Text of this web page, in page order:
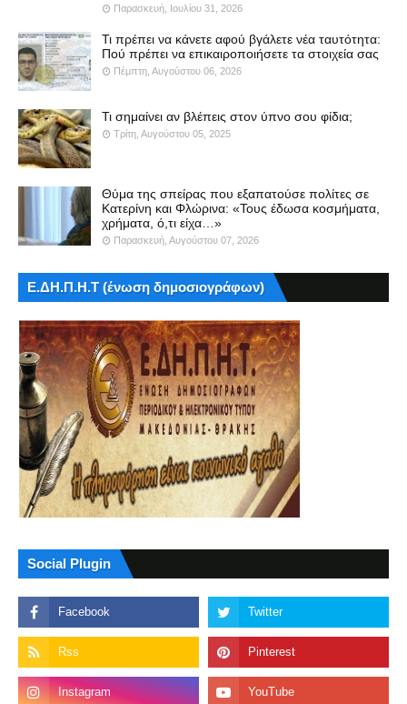
Παρασκευή, Ιουλίου 31, 2026
Τι πρέπει να κάνετε αφού βγάλετε νέα ταυτότητα:
Πού πρέπει να επικαιροποιήσετε τα στοιχεία σας
Πέμπτη, Αυγούστου 06, 2026
Τι σημαίνει αν βλέπεις στον ύπνο σου φίδια;
Τρίτη, Αυγούστου 05, 2025
Θύμα της σπείρας που εξαπατούσε πολίτες σε
Κατερίνη και Φλώρινα: «Τους έδωσα κοσμήματα,
χρήματα, ό,τι είχα…»
Παρασκευή, Αυγούστου 07, 2026
Ε.ΔΗ.Π.Η.Τ (ένωση δημοσιογράφων)
Social Plugin